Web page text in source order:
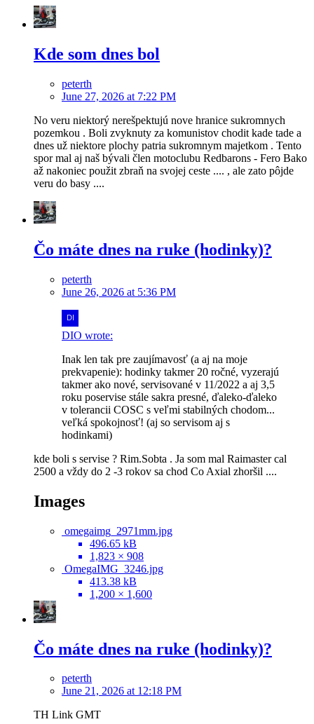
Kde som dnes bol
peterth
June 27, 2026 at 7:22 PM
No veru niektorý nerešpektujú nove hranice sukromnych
pozemkou . Boli zvyknuty za komunistov chodit kade tade a
dnes už niektore plochy patria sukromnym majetkom . Tento
spor mal aj naš bývali člen motoclubu Redbarons - Fero Bako
až nakoniec použit zbraň na svojej ceste .... , ale zato pôjde
veru do basy ....
Čo máte dnes na ruke (hodinky)?
peterth
June 26, 2026 at 5:36 PM
DIO wrote:
Inak len tak pre zaujímavosť (a aj na moje
prekvapenie): hodinky takmer 20 ročné, vyzerajú
takmer ako nové, servisované v 11/2022 a aj 3,5
roku poservise stále sakra presné, ďaleko-ďaleko
v tolerancii COSC s veľmi stabilných chodom...
veľká spokojnosť! (aj so servisom aj s
hodinkami)
kde boli s servise ? Rim.Sobta . Ja som mal Raimaster cal
2500 a vždy do 2 -3 rokov sa chod Co Axial zhoršil ....
Images
omegaimg_2971mm.jpg
496.65 kB
1,823 × 908
OmegaIMG_3246.jpg
413.38 kB
1,200 × 1,600
Čo máte dnes na ruke (hodinky)?
peterth
June 21, 2026 at 12:18 PM
TH Link GMT